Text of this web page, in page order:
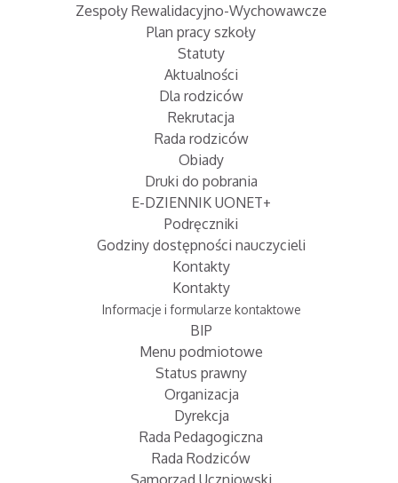
Zespoły Rewalidacyjno-Wychowawcze
Plan pracy szkoły
Statuty
Aktualności
Dla rodziców
Rekrutacja
Rada rodziców
Obiady
Druki do pobrania
E-DZIENNIK UONET+
Podręczniki
Godziny dostępności nauczycieli
Kontakty
Kontakty
Informacje i formularze kontaktowe
BIP
Menu podmiotowe
Status prawny
Organizacja
Dyrekcja
Rada Pedagogiczna
Rada Rodziców
Samorząd Uczniowski